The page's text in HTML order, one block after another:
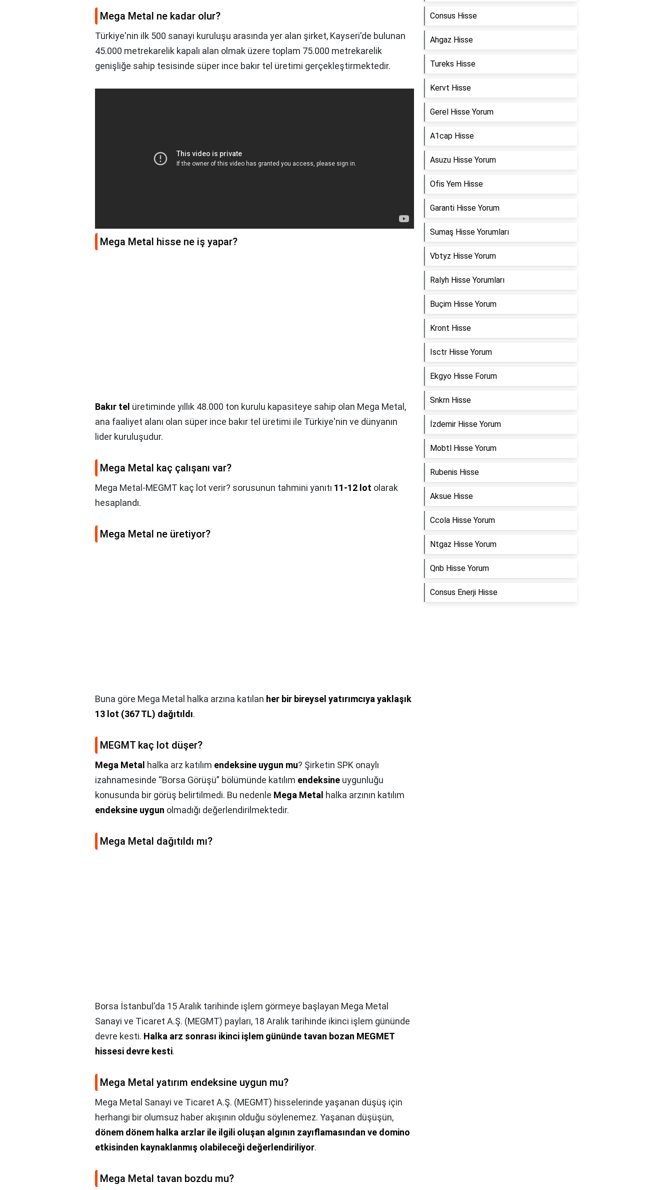
Mega Metal ne kadar olur?
Türkiye'nin ilk 500 sanayi kuruluşu arasında yer alan şirket, Kayseri'de bulunan
45.000 metrekarelik kapalı alan olmak üzere toplam 75.000 metrekarelik
genişliğe sahip tesisinde süper ince bakır tel üretimi gerçekleştirmektedir.
Mega Metal hisse ne iş yapar?
Bakır tel üretiminde yıllık 48.000 ton kurulu kapasiteye sahip olan Mega Metal,
ana faaliyet alanı olan süper ince bakır tel üretimi ile Türkiye'nin ve dünyanın
lider kuruluşudur.
Mega Metal kaç çalışanı var?
Mega Metal-MEGMT kaç lot verir? sorusunun tahmini yanıtı 11-12 lot olarak
hesaplandı.
Mega Metal ne üretiyor?
Buna göre Mega Metal halka arzına katılan her bir bireysel yatırımcıya yaklaşık
13 lot (367 TL) dağıtıldı.
MEGMT kaç lot düşer?
Mega Metal halka arz katılım endeksine uygun mu? Şirketin SPK onaylı
izahnamesinde “Borsa Görüşü” bölümünde katılım endeksine uygunluğu
konusunda bir görüş belirtilmedi. Bu nedenle Mega Metal halka arzının katılım
endeksine uygun olmadığı değerlendirilmektedir.
Mega Metal dağıtıldı mı?
Borsa İstanbul'da 15 Aralık tarihinde işlem görmeye başlayan Mega Metal
Sanayi ve Ticaret A.Ş. (MEGMT) payları, 18 Aralık tarihinde ikinci işlem gününde
devre kesti. Halka arz sonrası ikinci işlem gününde tavan bozan MEGMET
hissesi devre kesti.
Mega Metal yatırım endeksine uygun mu?
Mega Metal Sanayi ve Ticaret A.Ş. (MEGMT) hisselerinde yaşanan düşüş için
herhangi bir olumsuz haber akışının olduğu söylenemez. Yaşanan düşüşün,
dönem dönem halka arzlar ile ilgili oluşan algının zayıflamasından ve domino
etkisinden kaynaklanmış olabileceği değerlendiriliyor.
Mega Metal tavan bozdu mu?
Consus Hisse
Ahgaz Hisse
Tureks Hisse
Kervt Hisse
Gerel Hisse Yorum
A1cap Hisse
Asuzu Hisse Yorum
Ofis Yem Hisse
Garanti Hisse Yorum
Sumaş Hisse Yorumları
Vbtyz Hisse Yorum
Ralyh Hisse Yorumları
Buçim Hisse Yorum
Kront Hisse
Isctr Hisse Yorum
Ekgyo Hisse Forum
Snkrn Hisse
İzdemir Hisse Yorum
Mobtl Hisse Yorum
Rubenis Hisse
Aksue Hisse
Ccola Hisse Yorum
Ntgaz Hisse Yorum
Qnb Hisse Yorum
Consus Enerji Hisse